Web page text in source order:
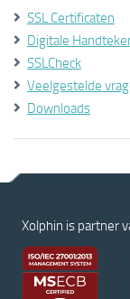
SSL Certificaten
Digitale
SSLCheck
Veelgestelde
Downloads
Xolphin is partner